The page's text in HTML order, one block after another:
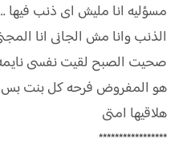
مسؤليه انا مليش اى ذنب فيها
الذنب وانا مش الجانى انا
صحيت الصبح لقيت نفسى
هو المفروض فرحه كل بنت بس
هلاقيها امتى